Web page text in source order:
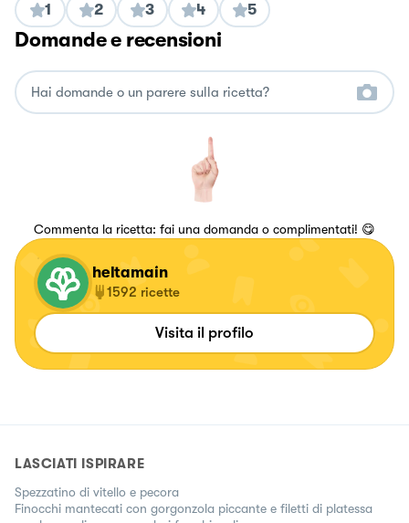
1 2 3 4 5
Domande e recensioni
Commenta la ricetta: fai una domanda o complimentati! 😋
heltamain
1592 ricette
Visita il profilo
LASCIATI ISPIRARE
Spezzatino di vitello e pecora
Finocchi mantecati con gorgonzola piccante e filetti di platessa